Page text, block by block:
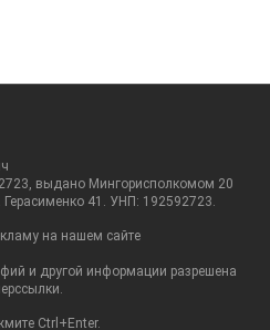
выдано Мингорисполкомом 20
41. УНП: 192592723.
на нашем сайте
и другой информации разрешена
Ctrl+Enter.